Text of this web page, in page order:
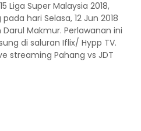
Liga Super Malaysia 2018,
hari Selasa, 12 Jun 2018
Makmur. Perlawanan ini
di saluran Iflix/ Hypp TV.
streaming Pahang vs JDT